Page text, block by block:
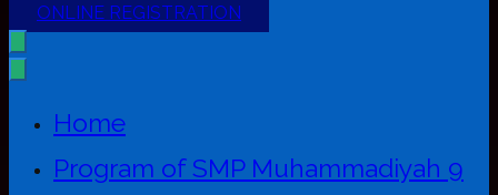
ONLINE REGISTRATION
Home
Program of SMP Muhammadiyah 9